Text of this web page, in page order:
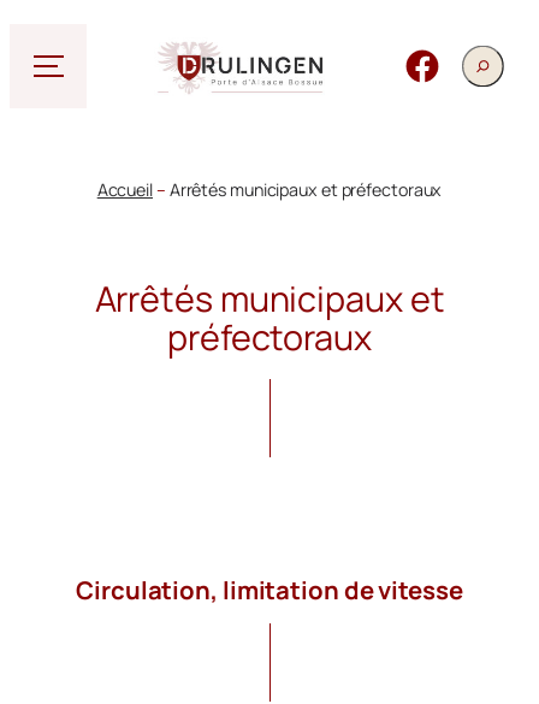
contenu
Facebook
Rechercher
Accueil– Arrêtés municipaux et préfectoraux
Arrêtés municipaux et
préfectoraux
Circulation, limitation de vitesse